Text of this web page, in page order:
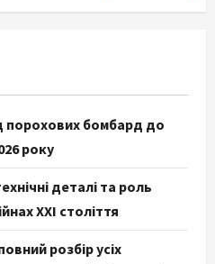
порохових бомбард до
року
деталі та роль
XXI століття
розбір усіх